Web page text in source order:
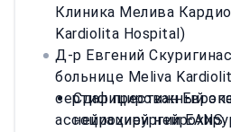
Клиника Мелива
Kardiolita Hospital)
Д-р Евгений
больнице Meliva
сертифицирован
ассоциацией
Сдал престижный
нейрохирургии EANS.